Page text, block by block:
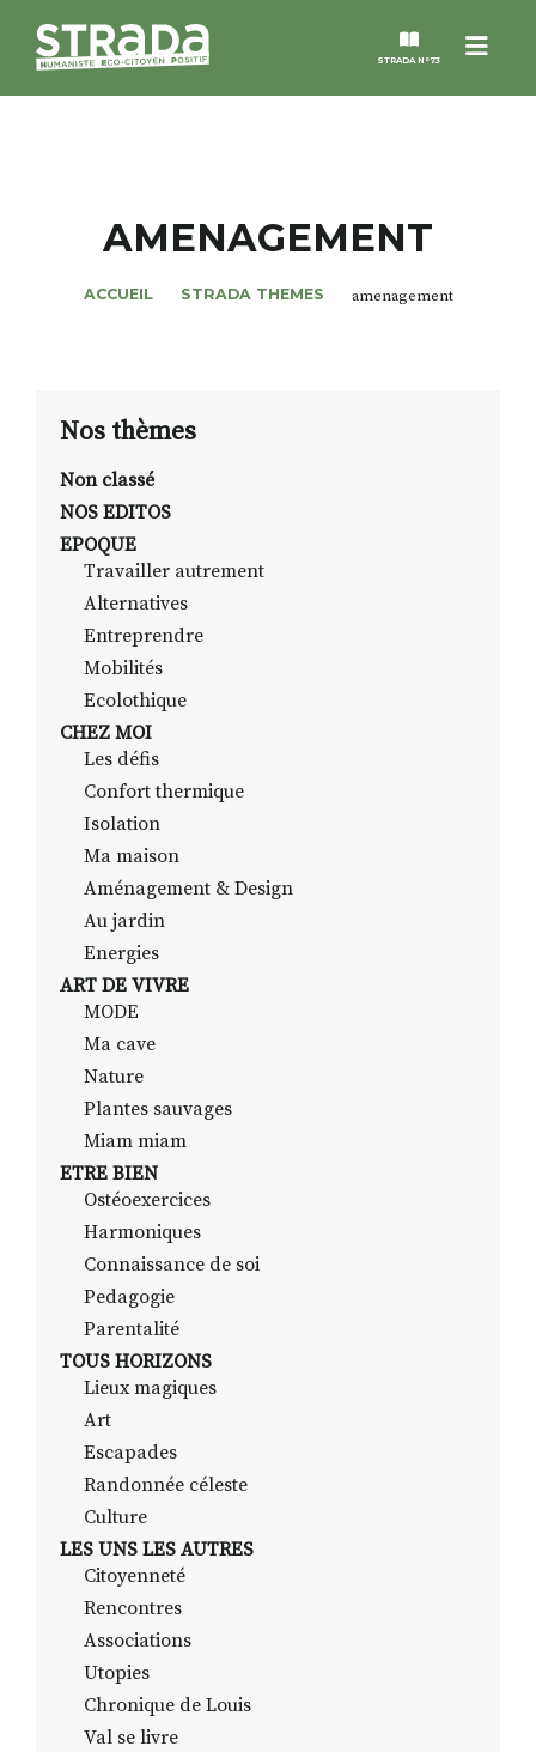
Menu
STRADA N°73
MAGAZINES
NOS THÈMES
ALTER STRADA
ROSÉE DE MAI
RECHERCHER
AMENAGEMENT
ACCUEIL STRADA THEMES amenagement
Nos thèmes
Non classé
NOS EDITOS
EPOQUE
Travailler autrement
Alternatives
Entreprendre
Mobilités
Ecolothique
CHEZ MOI
Les défis
Confort thermique
Isolation
Ma maison
Aménagement & Design
Au jardin
Energies
ART DE VIVRE
MODE
Ma cave
Nature
Plantes sauvages
Miam miam
ETRE BIEN
Ostéoexercices
Harmoniques
Connaissance de soi
Pedagogie
Parentalité
TOUS HORIZONS
Lieux magiques
Art
Escapades
Randonnée céleste
Culture
LES UNS LES AUTRES
Citoyenneté
Rencontres
Associations
Utopies
Chronique de Louis
Val se livre